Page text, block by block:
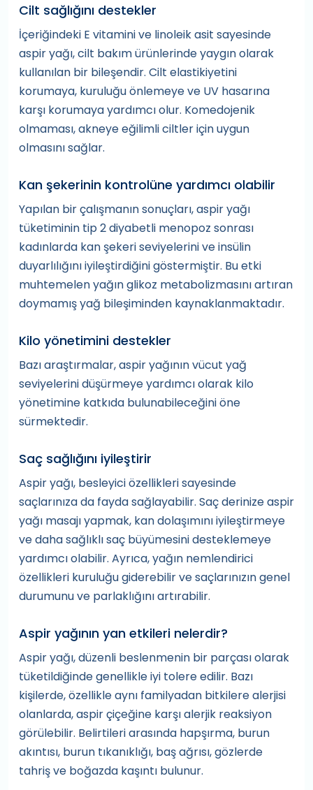
Cilt sağlığını destekler
İçeriğindeki E vitamini ve linoleik asit sayesinde
aspir yağı, cilt bakım ürünlerinde yaygın olarak
kullanılan bir bileşendir. Cilt elastikiyetini
korumaya, kuruluğu önlemeye ve UV hasarına
karşı korumaya yardımcı olur. Komedojenik
olmaması, akneye eğilimli ciltler için uygun
olmasını sağlar.
Kan şekerinin kontrolüne yardımcı olabilir
Yapılan bir çalışmanın sonuçları, aspir yağı
tüketiminin tip 2 diyabetli menopoz sonrası
kadınlarda kan şekeri seviyelerini ve insülin
duyarlılığını iyileştirdiğini göstermiştir. Bu etki
muhtemelen yağın glikoz metabolizmasını artıran
doymamış yağ bileşiminden kaynaklanmaktadır.
Kilo yönetimini destekler
Bazı araştırmalar, aspir yağının vücut yağ
seviyelerini düşürmeye yardımcı olarak kilo
yönetimine katkıda bulunabileceğini öne
sürmektedir.
Saç sağlığını iyileştirir
Aspir yağı, besleyici özellikleri sayesinde
saçlarınıza da fayda sağlayabilir. Saç derinize aspir
yağı masajı yapmak, kan dolaşımını iyileştirmeye
ve daha sağlıklı saç büyümesini desteklemeye
yardımcı olabilir. Ayrıca, yağın nemlendirici
özellikleri kuruluğu giderebilir ve saçlarınızın genel
durumunu ve parlaklığını artırabilir.
Aspir yağının yan etkileri nelerdir?
Aspir yağı, düzenli beslenmenin bir parçası olarak
tüketildiğinde genellikle iyi tolere edilir. Bazı
kişilerde, özellikle aynı familyadan bitkilere alerjisi
olanlarda, aspir çiçeğine karşı alerjik reaksiyon
görülebilir. Belirtileri arasında hapşırma, burun
akıntısı, burun tıkanıklığı, baş ağrısı, gözlerde
tahriş ve boğazda kaşıntı bulunur.